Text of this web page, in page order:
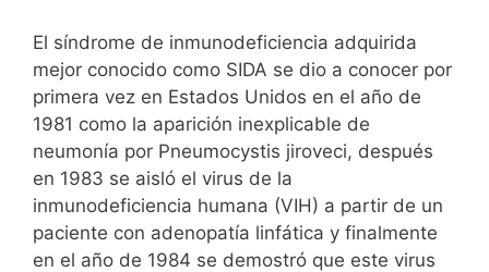
El síndrome de inmunodeficiencia adquirida
mejor conocido como SIDA se dio a conocer por
primera vez en Estados Unidos en el año de
1981 como la aparición inexplicable de
neumonía por Pneumocystis jiroveci, después
en 1983 se aisló el virus de la
inmunodeficiencia humana (VIH) a partir de un
paciente con adenopatía linfática y finalmente
en el año de 1984 se demostró que este virus